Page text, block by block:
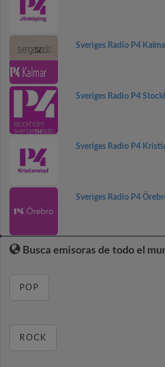
Sveriges Radio P4
Sveriges Radio P4
Sveriges Radio P4
Sveriges Radio P4
Busca emisoras de todo el
POP
ROCK